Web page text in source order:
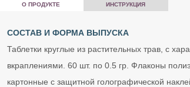
О ПРОДУКТЕ ИНСТРУКЦИЯ
СОСТАВ И ФОРМА ВЫПУСКА
Таблетки круглые из растительных трав, с
вкраплениями. 60 шт. по 0.5 гр. Флаконы
картонные с защитной голографической